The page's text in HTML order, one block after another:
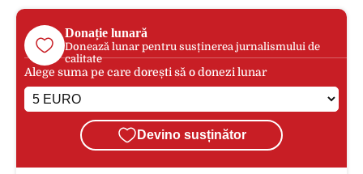
Donație lunară
Donează lunar pentru susținerea jurnalismului de
calitate
Alege suma pe care dorești să o donezi lunar
Devino susținător